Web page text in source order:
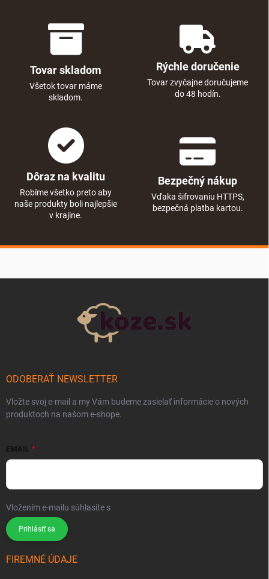
Tovar skladom
Všetok tovar máme
skladom.
Rýchle doručenie
Tovar zvyčajne doručujeme
do 48 hodín.
Dôraz na kvalitu
Robíme všetko preto aby
naše produkty boli najlepšie
v krajine.
Bezpečný nákup
Vďaka šifrovaniu HTTPS,
bezpečná platba kartou.
ODOBERAŤ NEWSLETTER
Vložte svoj e-mail a my Vám budeme zasielať informácie o nových
produktoch na našom e-shope.
EMAIL
Vložením e-mailu súhlasíte s
Prihlásiť sa
FIREMNÉ ÚDAJE